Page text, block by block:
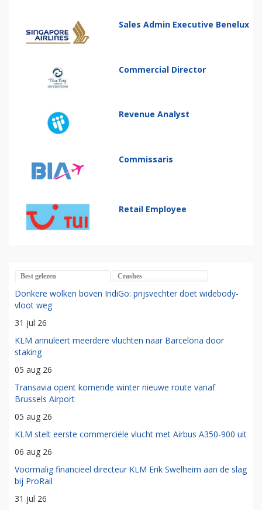
Sales Admin Executive Benelux
Commercial Director
Revenue Analyst
Commissaris
Retail Employee
Best gelezen Crashes
Donkere wolken boven IndiGo: prijsvechter doet widebody-
vloot weg
31 jul 26
KLM annuleert meerdere vluchten naar Barcelona door
staking
05 aug 26
Transavia opent komende winter nieuwe route vanaf
Brussels Airport
05 aug 26
KLM stelt eerste commerciële vlucht met Airbus A350-900 uit
06 aug 26
Voormalig financieel directeur KLM Erik Swelheim aan de slag
bij ProRail
31 jul 26